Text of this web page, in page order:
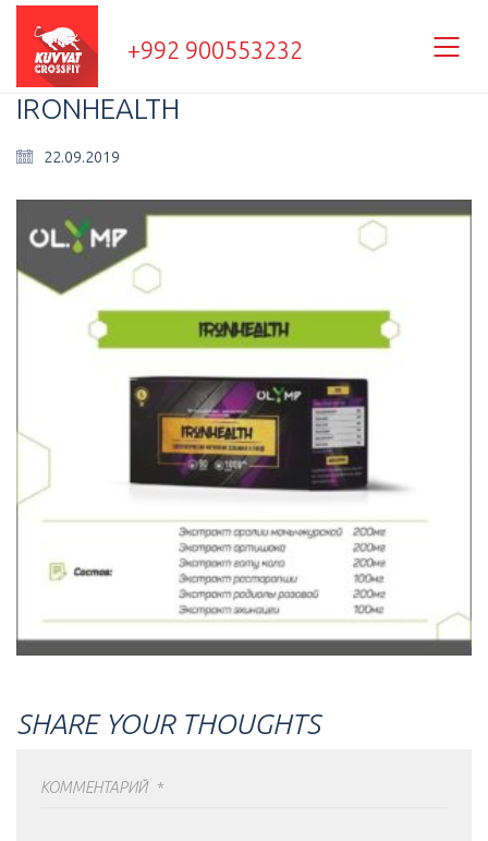
+992 900553232
IRONHEALTH
22.09.2019
SHARE YOUR THOUGHTS
КОММЕНТАРИЙ *